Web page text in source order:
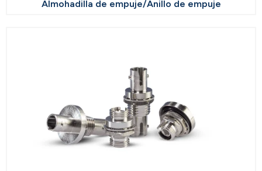
Almohadilla de empuje/Anillo de empuje